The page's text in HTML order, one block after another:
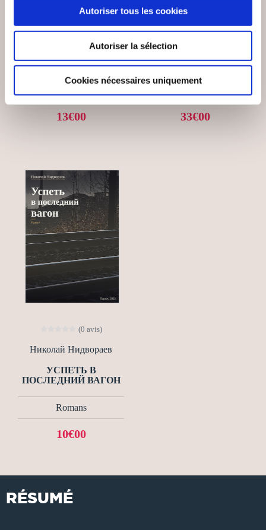
Autoriser tous les cookies
Autoriser la sélection
Cookies nécessaires uniquement
(0 avis)
Julie ANTHOINE
JUSTE UNE FOIS
13€00
Johanna Addenin
ET SI C'ÉTAIT VRAI ?
33€00
(0 avis)
Николай Нидвораев
УСПЕТЬ В
ПОСЛЕДНИЙ ВАГОН
Romans
10€00
RÉSUMÉ